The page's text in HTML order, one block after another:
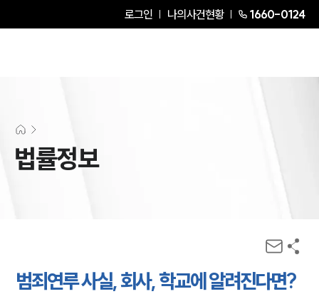
로그인 나의사건현황 1660-0124
법률정보
범죄연루 사실, 회사, 학교에 알려진다면?